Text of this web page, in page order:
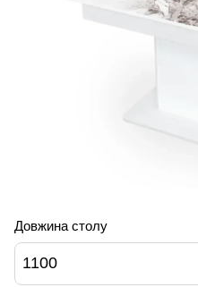
Довжина столу
1100